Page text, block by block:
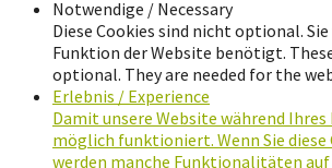
Notwendige / Necessary
Diese Cookies sind nicht optional.
Funktion der Website benötigt.
optional. They are needed for the
Erlebnis / Experience
Damit unsere Website während Ihres
möglich funktioniert. Wenn Sie diese
werden manche Funktionalitäten auf